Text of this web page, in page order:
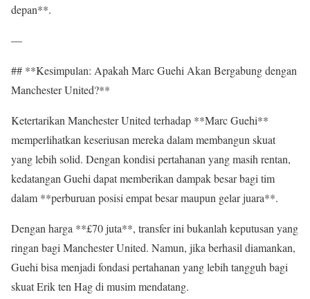
depan**.
—
## **Kesimpulan: Apakah Marc Guehi Akan Bergabung dengan
Manchester United?**
Ketertarikan Manchester United terhadap **Marc Guehi**
memperlihatkan keseriusan mereka dalam membangun skuat
yang lebih solid. Dengan kondisi pertahanan yang masih rentan,
kedatangan Guehi dapat memberikan dampak besar bagi tim
dalam **perburuan posisi empat besar maupun gelar juara**.
Dengan harga **£70 juta**, transfer ini bukanlah keputusan yang
ringan bagi Manchester United. Namun, jika berhasil diamankan,
Guehi bisa menjadi fondasi pertahanan yang lebih tangguh bagi
skuat Erik ten Hag di musim mendatang.